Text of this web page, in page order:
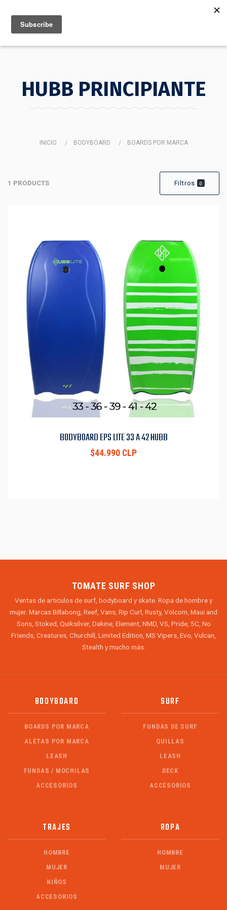
MENU
HUBB PRINCIPIANTE
INICIO BODYBOARD BOARDS POR MARCA
1 PRODUCTS Filtros 0
BODYBOARD EPS LITE 33 A 42 HUBB
$44.990 CLP
TOMATE SURF SHOP
Ventas de articulos de surf, bodyboard y skate. Ropa de hombre y
mujer. Marcas Billabong, Reef, Vans, Rip Curl, Rusty, Volcom, Maui and
Sons, Stoked, Quiksilver, Dakine, Element, NMD, VS, Pride, 5C, No
Friends, Creatures, Churchill, Limited Edition, MS Vipers, Evo, Vulcan,
Stealth y mucho más.
BODYBOARD
BOARDS POR MARCA
ALETAS POR MARCA
LEASH
FUNDAS / MOCHILAS
ACCESORIOS
SURF
FUNDAS DE SURF
QUILLAS
LEASH
DECK
ACCESORIOS
TRAJES
HOMBRE
MUJER
NIÑOS
ACCESORIOS
ROPA
HOMBRE
MUJER